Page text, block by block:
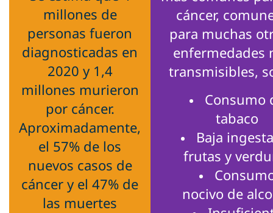
millones de
personas fueron
diagnosticadas en
2020 y 1,4
millones murieron
por cáncer.
Aproximadamente,
el 57% de los
nuevos casos de
cáncer y el 47% de
las muertes
cáncer,
para muchas
enfermedades
transmisibles,
Consumo
tabaco
Baja
frutas y
nocivo de